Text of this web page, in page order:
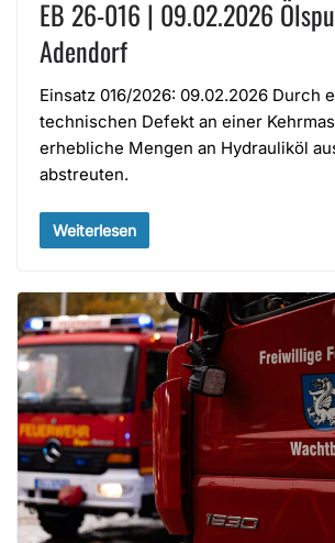
EB 26-016 | 09.02.2026
Adendorf
Einsatz 016/2026: 09.02.2026 Durch
technischen Defekt an einer
erhebliche Mengen an Hydrauliköl
abstreuten.
Weiterlesen